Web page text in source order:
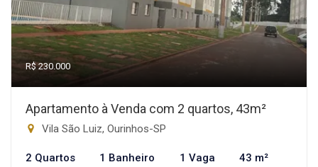
R$ 230.000
Apartamento à Venda com 2 quartos, 43m²
Vila São Luiz, Ourinhos-SP
2 Quartos 1 Banheiro 1 Vaga 43 m²